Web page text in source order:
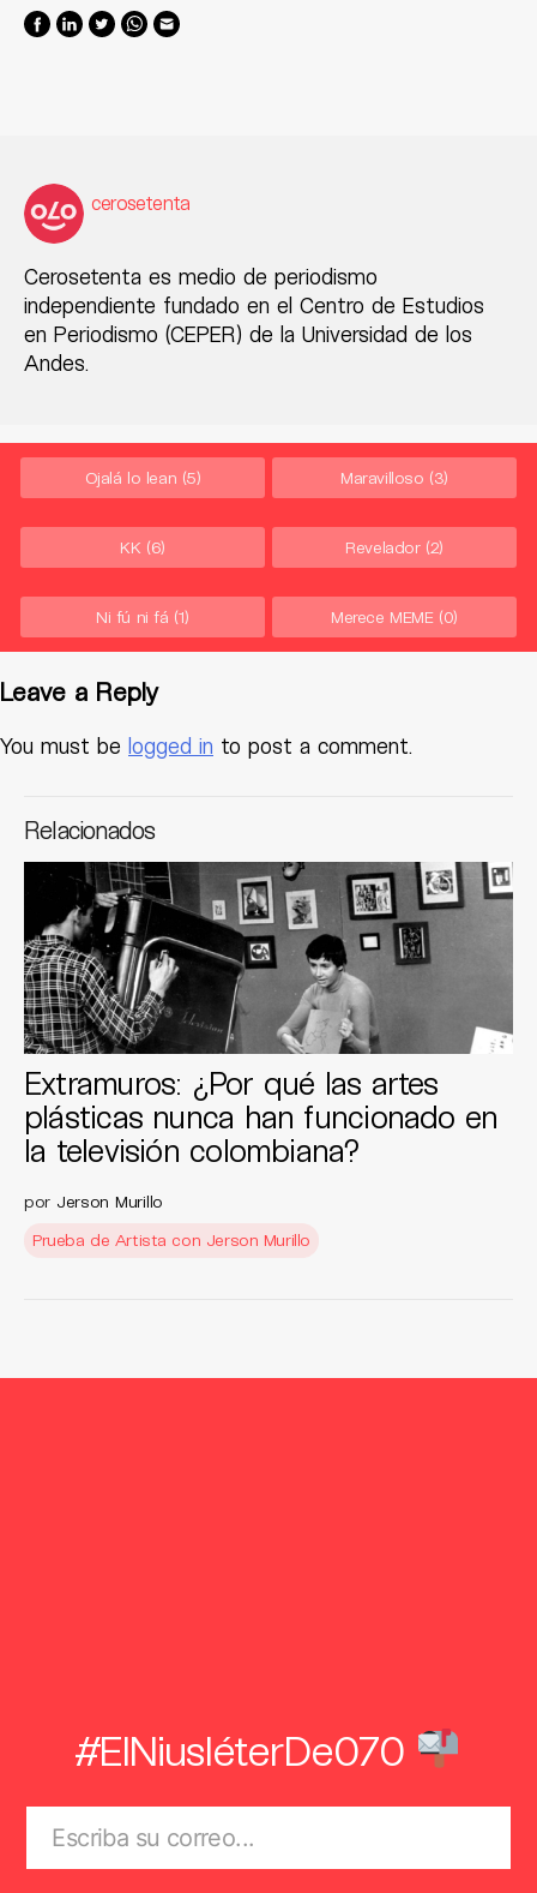
cerosetenta
Cerosetenta es medio de periodismo
independiente fundado en el Centro de Estudios
en Periodismo (CEPER) de la Universidad de los
Andes.
Ojalá lo lean (5) Maravilloso (3)
KK (6) Revelador (2)
Ni fú ni fá (1) Merece MEME (0)
Leave a Reply
You must be logged in to post a comment.
Relacionados
Extramuros: ¿Por qué las artes
plásticas nunca han funcionado en
la televisión colombiana?
por Jerson Murillo
Prueba de Artista con Jerson Murillo
#ElNiusléterDe070